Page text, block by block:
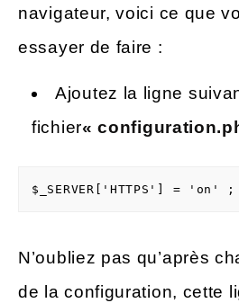
navigateur, voici ce que
essayer de faire :
Ajoutez la ligne
fichier«
$_SERVER['HTTPS'] = 'on' ;
N’oubliez pas qu’après
de la configuration, cette